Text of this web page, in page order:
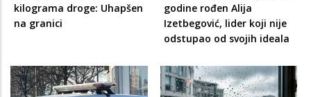
kilograma droge: Uhapšen
na granici
godine rođen Alija
Izetbegović, lider koji nije
odstupao od svojih ideala